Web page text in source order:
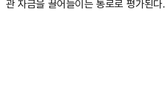
관 자금을 끌어들이는 통로로 평가된다.